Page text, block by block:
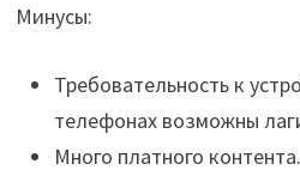
Минусы:
Требовательность к
телефонах возможны
Много платного контента.